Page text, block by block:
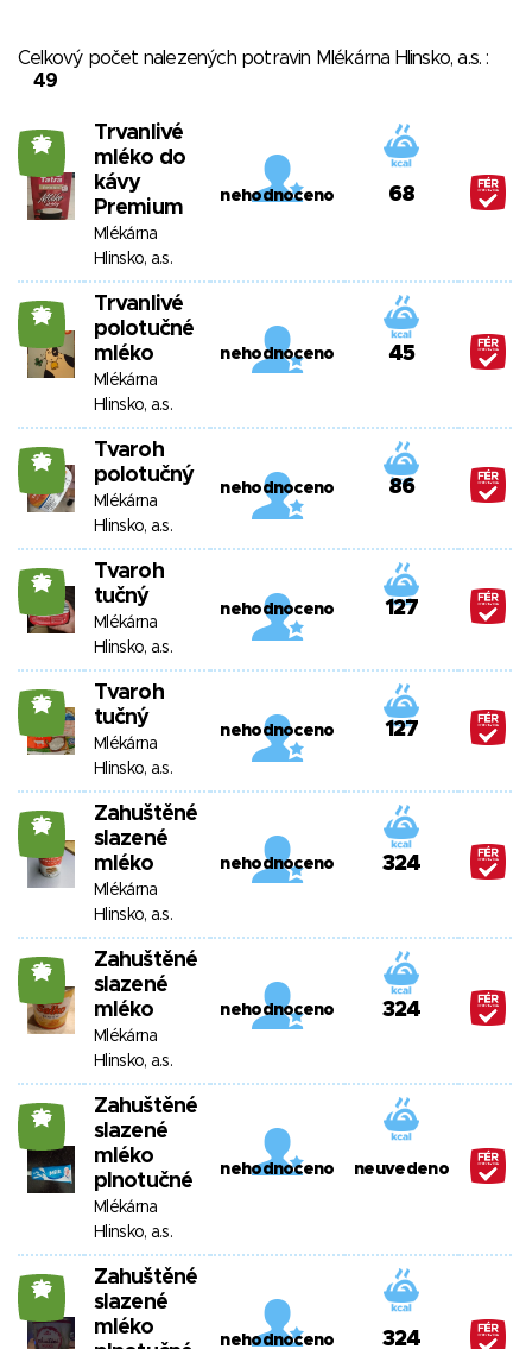
Celkový počet nalezených potravin Mlékárna Hlinsko, a.s. :
49
26
Trvanlivé
mléko do
kávy
Premium
Mlékárna
Hlinsko, a.s.
nehodnoceno 68
26
Trvanlivé
polotučné
mléko
Mlékárna
Hlinsko, a.s.
nehodnoceno 45
26
Tvaroh
polotučný
Mlékárna
Hlinsko, a.s.
nehodnoceno 86
26
Tvaroh
tučný
Mlékárna
Hlinsko, a.s.
nehodnoceno 127
26
Tvaroh
tučný
Mlékárna
Hlinsko, a.s.
nehodnoceno 127
26
Zahuštěné
slazené
mléko
Mlékárna
Hlinsko, a.s.
nehodnoceno 324
26
Zahuštěné
slazené
mléko
Mlékárna
Hlinsko, a.s.
nehodnoceno 324
26
Zahuštěné
slazené
mléko
plnotučné
Mlékárna
Hlinsko, a.s.
nehodnoceno neuvedeno
26
Zahuštěné
slazené
mléko
nehodnoceno 324